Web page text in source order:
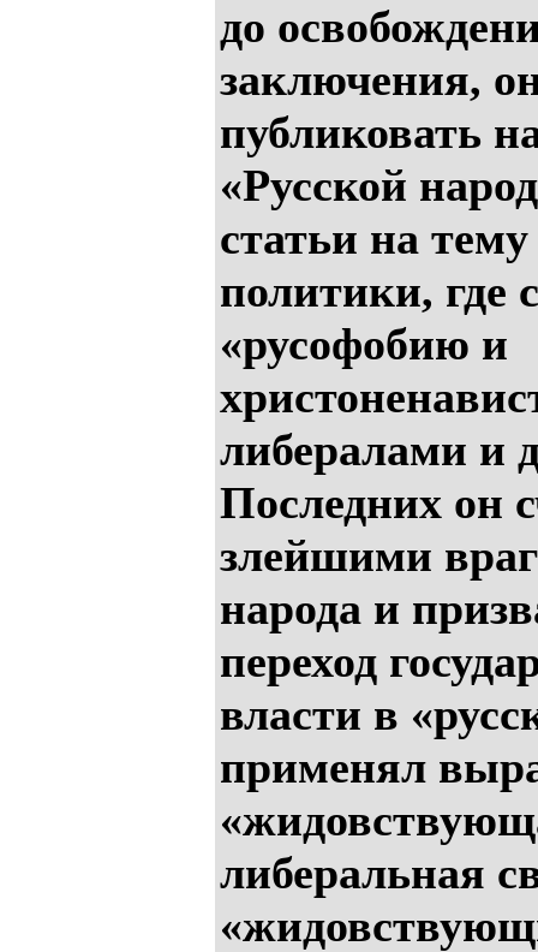
до
заключения,
публиковать
«Русской
статьи на
политики, где
«русофобию и
либералами и
Последних он
злейшими
народа и
переход
власти в
применял
либеральная